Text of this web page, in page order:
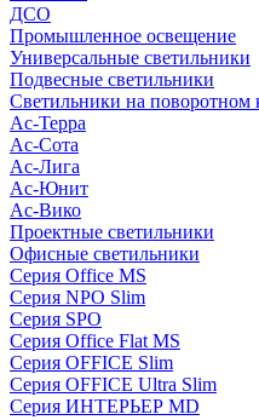
ДСО
Промышленное освещение
Универсальные светильники
Подвесные светильники
Светильники на поворотном
Ас-Терра
Ас-Сота
Ас-Лига
Ас-Юнит
Ас-Вико
Проектные светильники
Офисные светильники
Серия Office MS
Серия NPO Slim
Серия SPO
Серия Office Flat MS
Серия OFFICE Slim
Серия OFFICE Ultra Slim
Серия ИНТЕРЬЕР MD